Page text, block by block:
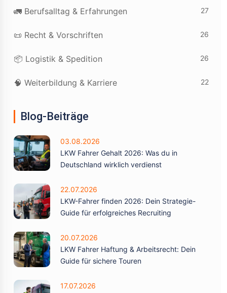
🚛 Berufsalltag & Erfahrungen 27
📜 Recht & Vorschriften 26
📦 Logistik & Spedition 26
🧠 Weiterbildung & Karriere 22
Blog-Beiträge
03.08.2026
LKW Fahrer Gehalt 2026: Was du in
Deutschland wirklich verdienst
22.07.2026
LKW-Fahrer finden 2026: Dein Strategie-
Guide für erfolgreiches Recruiting
20.07.2026
LKW Fahrer Haftung & Arbeitsrecht: Dein
Guide für sichere Touren
17.07.2026